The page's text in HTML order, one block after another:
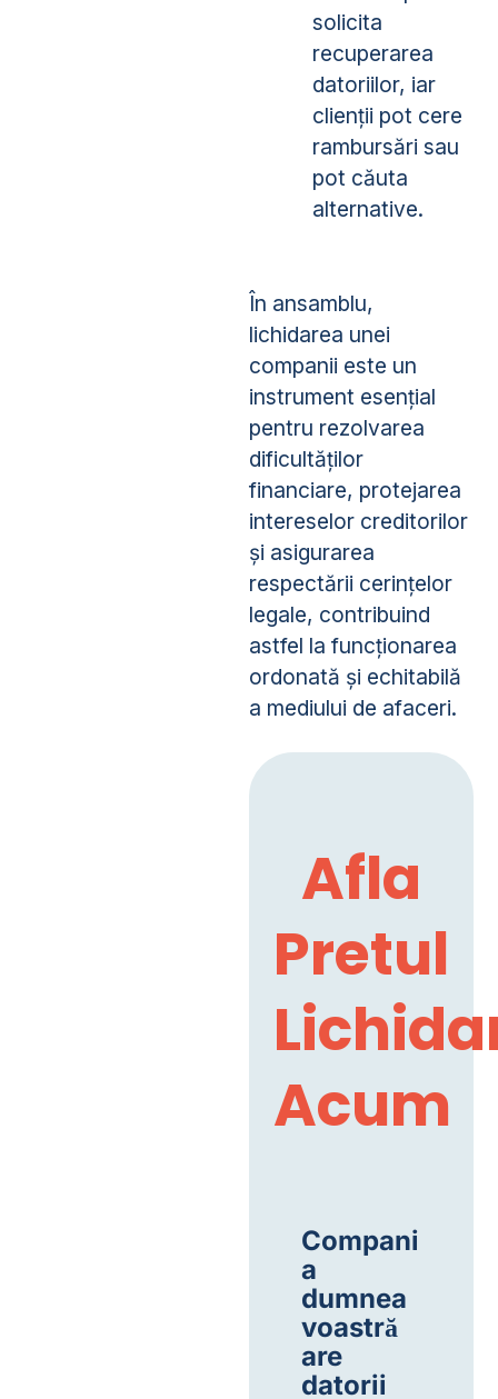
solicita
recuperarea
datoriilor, iar
clienții pot cere
rambursări sau
pot căuta
alternative.
În ansamblu,
lichidarea unei
companii este un
instrument esențial
pentru rezolvarea
dificultăților
financiare, protejarea
intereselor creditorilor
și asigurarea
respectării cerințelor
legale, contribuind
astfel la funcționarea
ordonată și echitabilă
a mediului de afaceri.
Afla
Pretul
Acum